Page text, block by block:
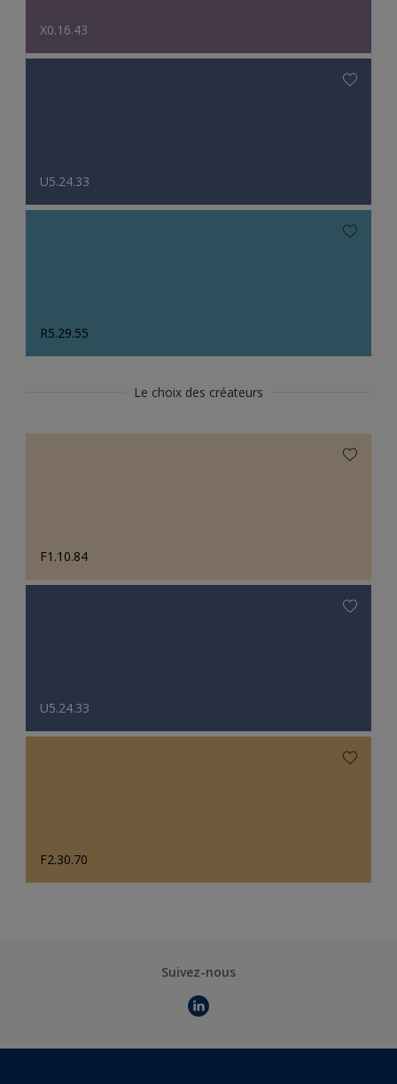
X0.16.43
U5.24.33
R5.29.55
Le choix des créateurs
F1.10.84
U5.24.33
F2.30.70
Suivez-nous